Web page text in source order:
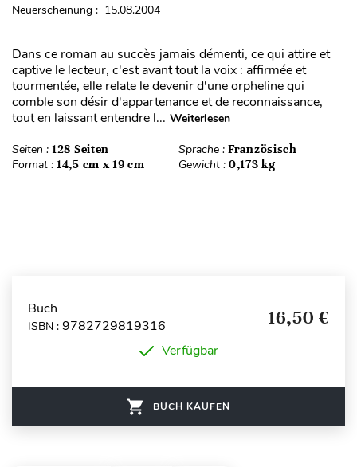
Neuerscheinung : 15.08.2004
Dans ce roman au succès jamais démenti, ce qui attire et
captive le lecteur, c'est avant tout la voix : affirmée et
tourmentée, elle relate le devenir d'une orpheline qui
comble son désir d'appartenance et de reconnaissance,
tout en laissant entendre l... Weiterlesen
Seiten : 128 Seiten Sprache : Französisch
Format : 14,5 cm x 19 cm Gewicht : 0,173 kg
Buch
ISBN : 9782729819316 16,50 €
Verfügbar
BUCH KAUFEN